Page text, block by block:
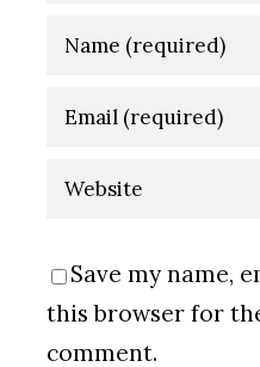
Save my name,
this browser for
comment.